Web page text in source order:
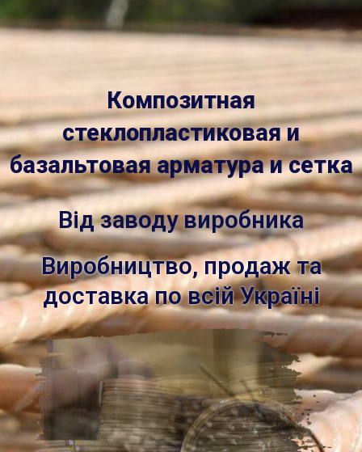
Композитная
стеклопластиковая и
базальтовая арматура и сетка
Від заводу виробника
Виробництво, продаж та
доставка по всій Україні